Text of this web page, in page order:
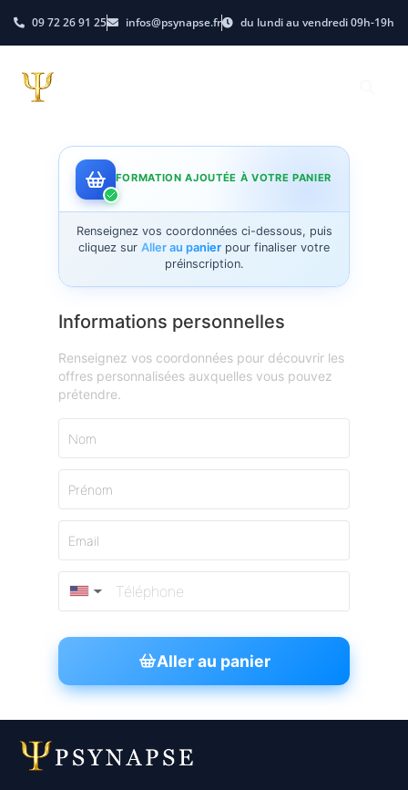
09 72 26 91 25 infos@psynapse.fr du lundi au vendredi 09h-19h
FORMATION AJOUTÉE À VOTRE PANIER
Renseignez vos coordonnées ci-dessous, puis
cliquez sur Aller au panier pour finaliser votre
préinscription.
Informations personnelles
Renseignez vos coordonnées pour découvrir les
offres personnalisées auxquelles vous pouvez
prétendre.
Nom
Prénom
Email
▼
Aller au panier